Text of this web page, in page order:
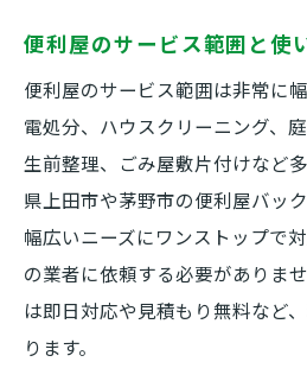
便利屋のサービス範囲と使
便利屋のサービス範囲は非常に
電処分、ハウスクリーニング、
生前整理、ごみ屋敷片付けなど
県上田市や茅野市の便利屋バッ
幅広いニーズにワンストップで
の業者に依頼する必要がありま
は即日対応や見積もり無料など
ります。